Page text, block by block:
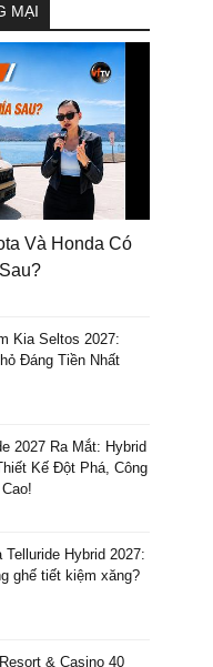
MẠI
Và Honda Có
Kia Seltos 2027:
Đáng Tiền Nhất
2027 Ra Mắt: Hybrid
Kế Đột Phá, Công
Telluride Hybrid 2027:
ghế tiết kiệm xăng?
& Casino 40